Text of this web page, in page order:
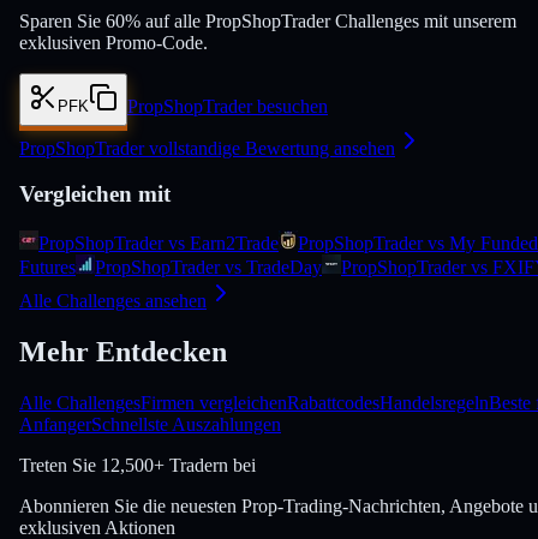
Sparen Sie 60% auf alle PropShopTrader Challenges mit unserem
exklusiven Promo-Code.
PFK PropShopTrader besuchen
PropShopTrader vollstandige Bewertung ansehen
Vergleichen mit
PropShopTrader vs Earn2Trade
PropShopTrader vs My Funded
Futures
PropShopTrader vs TradeDay
PropShopTrader vs
Alle Challenges ansehen
Mehr Entdecken
Alle ChallengesFirmen vergleichenRabattcodesHandelsregelnBeste
AnfangerSchnellste Auszahlungen
Treten Sie 12,500+ Tradern bei
Abonnieren Sie die neuesten Prop-Trading-Nachrichten, Angebote
exklusiven Aktionen